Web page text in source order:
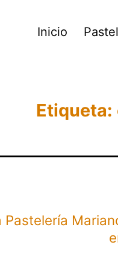
Inicio
Etiqueta:
Pastelería